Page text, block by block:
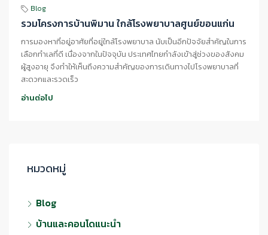
Blog
รวมโครงการบ้านพิมาน ใกล้โรงพยาบาลศูนย์ขอนแก่น
การมองหาที่อยู่อาศัยที่อยู่ใกล้โรงพยาบาล นับเป็นอีกปัจจัยสำคัญในการ
เลือกทำเลที่ดี เนื่องจากในปัจจุบัน ประเทศไทยกำลังเข้าสู่ช่วงของสังคม
ผู้สูงอายุ จึงทำให้เห็นถึงความสำคัญของการเดินทางไปโรงพยาบาลที่
สะดวกและรวดเร็ว
อ่านต่อไป
หมวดหมู่
Blog
บ้านและคอนโดแนะนำ